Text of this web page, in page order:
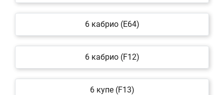
6 кабрио (E64)
6 кабрио (F12)
6 купе (F13)